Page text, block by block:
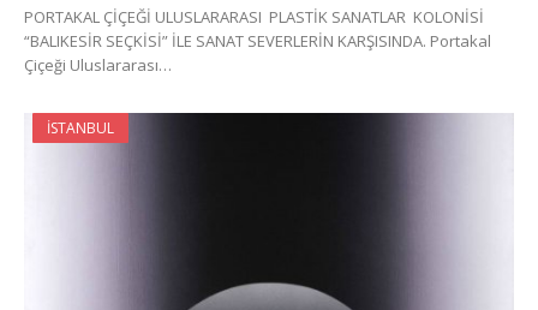
PORTAKAL ÇİÇEĞİ ULUSLARARASI PLASTİK SANATLAR KOLONİSİ
“BALIKESİR SEÇKİSİ” İLE SANAT SEVERLERİN KARŞISINDA. Portakal
Çiçeği Uluslararası…
İSTANBUL